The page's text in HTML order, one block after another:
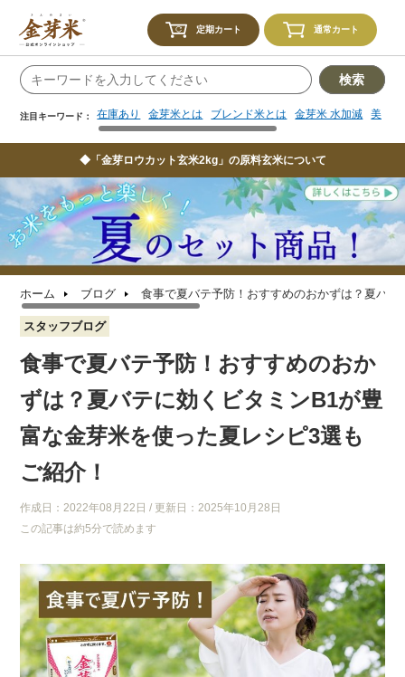
定期カート 通常カート
検索
注目キーワード： 在庫あり 金芽米とは ブレンド米とは 金芽米 水加減 美味
◆「金芽ロウカット玄米2kg」の原料玄米について
ホーム ブログ 食事で夏バテ予防！おすすめのおかずは？夏バ
スタッフブログ
食事で夏バテ予防！おすすめのおか
ずは？夏バテに効くビタミンB1が豊
富な金芽米を使った夏レシピ3選も
ご紹介！
作成日：2022年08月22日 / 更新日：2025年10月28日
この記事は約5分で読めます